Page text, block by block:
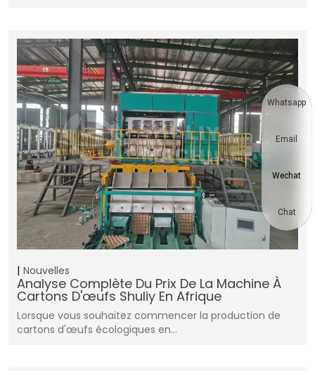
Nouvelles
Analyse Complète Du Prix De La Machine À
Cartons D'œufs Shuliy En Afrique
Lorsque vous souhaitez commencer la production de
cartons d'œufs écologiques en…
Whatsapp
Email
Wechat
Chat